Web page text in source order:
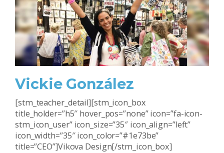
Vickie González
[stm_teacher_detail][stm_icon_box
title_holder=”h5″ hover_pos=”none” icon=”fa-icon-
stm_icon_user” icon_size=”35″ icon_align=”left”
icon_width=”35″ icon_color=”#1e73be”
title=”CEO”]Vikova Design[/stm_icon_box]